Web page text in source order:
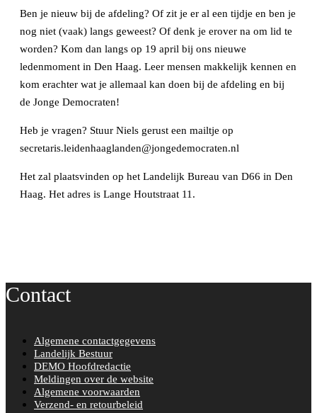
Ben je nieuw bij de afdeling? Of zit je er al een tijdje en ben je
nog niet (vaak) langs geweest? Of denk je erover na om lid te
worden? Kom dan langs op 19 april bij ons nieuwe
ledenmoment in Den Haag. Leer mensen makkelijk kennen en
kom erachter wat je allemaal kan doen bij de afdeling en bij
de Jonge Democraten!
Heb je vragen? Stuur Niels gerust een mailtje op
secretaris.leidenhaaglanden@jongedemocraten.nl
Het zal plaatsvinden op het Landelijk Bureau van D66 in Den
Haag. Het adres is Lange Houtstraat 11.
Contact
Algemene contactgegevens
Landelijk Bestuur
DEMO Hoofdredactie
Meldingen over de website
Algemene voorwaarden
Verzend- en retourbeleid